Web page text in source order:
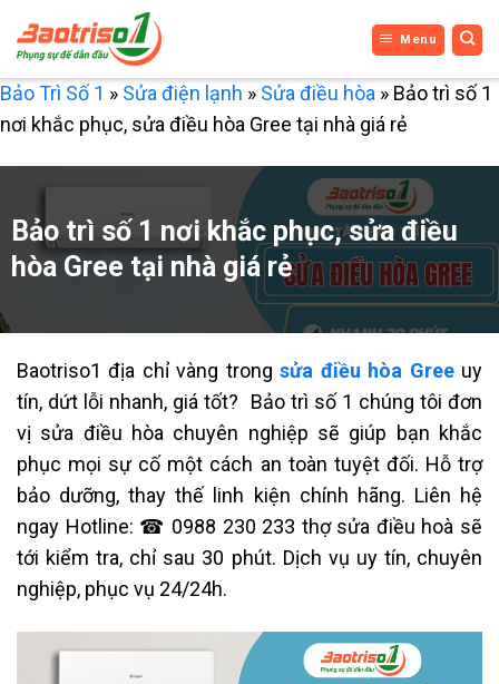
qua
nội
dung
Menu
Bảo Trì Số 1 » Sửa điện lạnh » Sửa điều hòa » Bảo trì số 1
nơi khắc phục, sửa điều hòa Gree tại nhà giá rẻ
Bảo trì số 1 nơi khắc phục, sửa điều
hòa Gree tại nhà giá rẻ
Baotriso1 địa chỉ vàng trongsửa điều hòa Greeuy
tín, dứt lỗi nhanh, giá tốt? Bảo trì số 1 chúng tôi đơn
vị sửa điều hòa chuyên nghiệp sẽ giúp bạn khắc
phục mọi sự cố một cách an toàn tuyệt đối. Hỗ trợ
bảo dưỡng, thay thế linh kiện chính hãng. Liên hệ
ngay Hotline: ☎ 0988 230 233 thợ sửa điều hoà sẽ
tới kiểm tra, chỉ sau 30 phút. Dịch vụ uy tín, chuyên
nghiệp, phục vụ 24/24h.